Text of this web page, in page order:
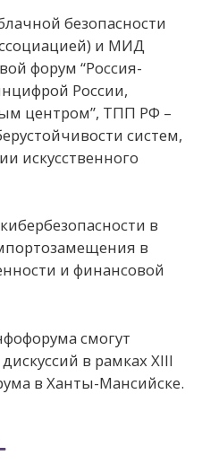
безопасности
и МИД
форум “Россия-
России,
центром”, ТПП РФ –
систем,
искусственного
в
в
и финансовой
смогут
в рамках XIII
в Ханты-Мансийске.